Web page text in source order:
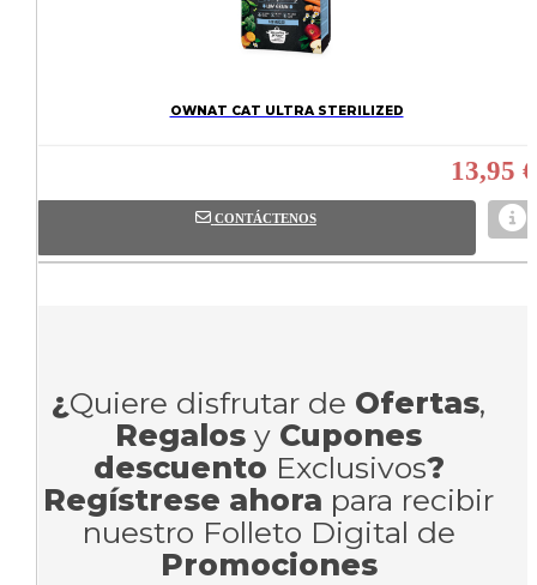
OWNAT CAT ULTRA STERILIZED
13,95 €
CONTÁCTENOS
¿Quiere disfrutar de Ofertas,
Regalos y Cupones
descuento Exclusivos?
Regístrese ahora para recibir
nuestro Folleto Digital de
Promociones